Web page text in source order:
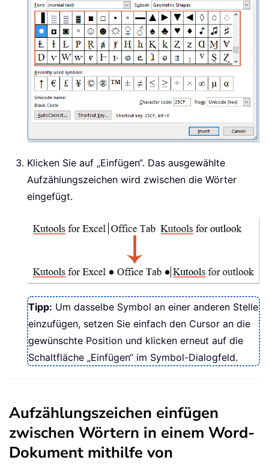
Klicken Sie auf „Einfügen“. Das ausgewählte
Aufzählungszeichen wird zwischen die Wörter
eingefügt.
Tipp: Um dasselbe Symbol an einer anderen Stelle
einzufügen, setzen Sie einfach den Cursor an die
gewünschte Position und klicken erneut auf die
Schaltfläche „Einfügen“ im Symbol-Dialogfeld.
Aufzählungszeichen einfügen
zwischen Wörtern in einem Word-
Dokument mithilfe von